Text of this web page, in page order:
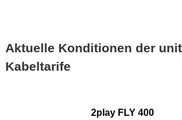
Aktuelle Konditionen der
Kabeltarife
2play FLY 400